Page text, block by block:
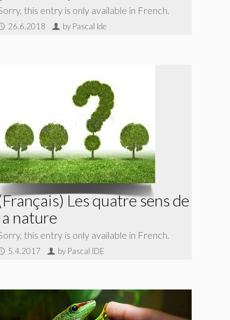
this entry is only available in French.
26.6.2018 by Pascal Ide
Les quatre sens de
nature
this entry is only available in French.
5.4.2017 by Pascal IDE